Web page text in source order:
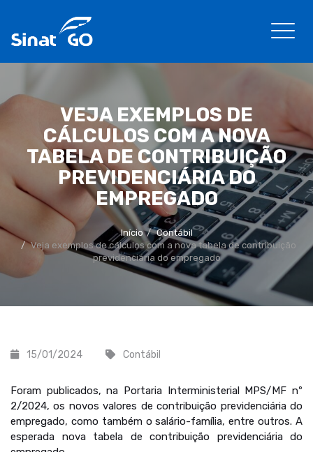
VEJA EXEMPLOS DE
CÁLCULOS COM A NOVA
TABELA DE CONTRIBUIÇÃO
PREVIDENCIÁRIA DO
EMPREGADO
Início
Contábil
Veja exemplos de cálculos com a nova tabela de contribuição
previdenciária do empregado
15/01/2024 Contábil
Foram publicados, na Portaria Interministerial MPS/MF nº
2/2024, os novos valores de contribuição previdenciária do
empregado, como também o salário-família, entre outros. A
esperada nova tabela de contribuição previdenciária do